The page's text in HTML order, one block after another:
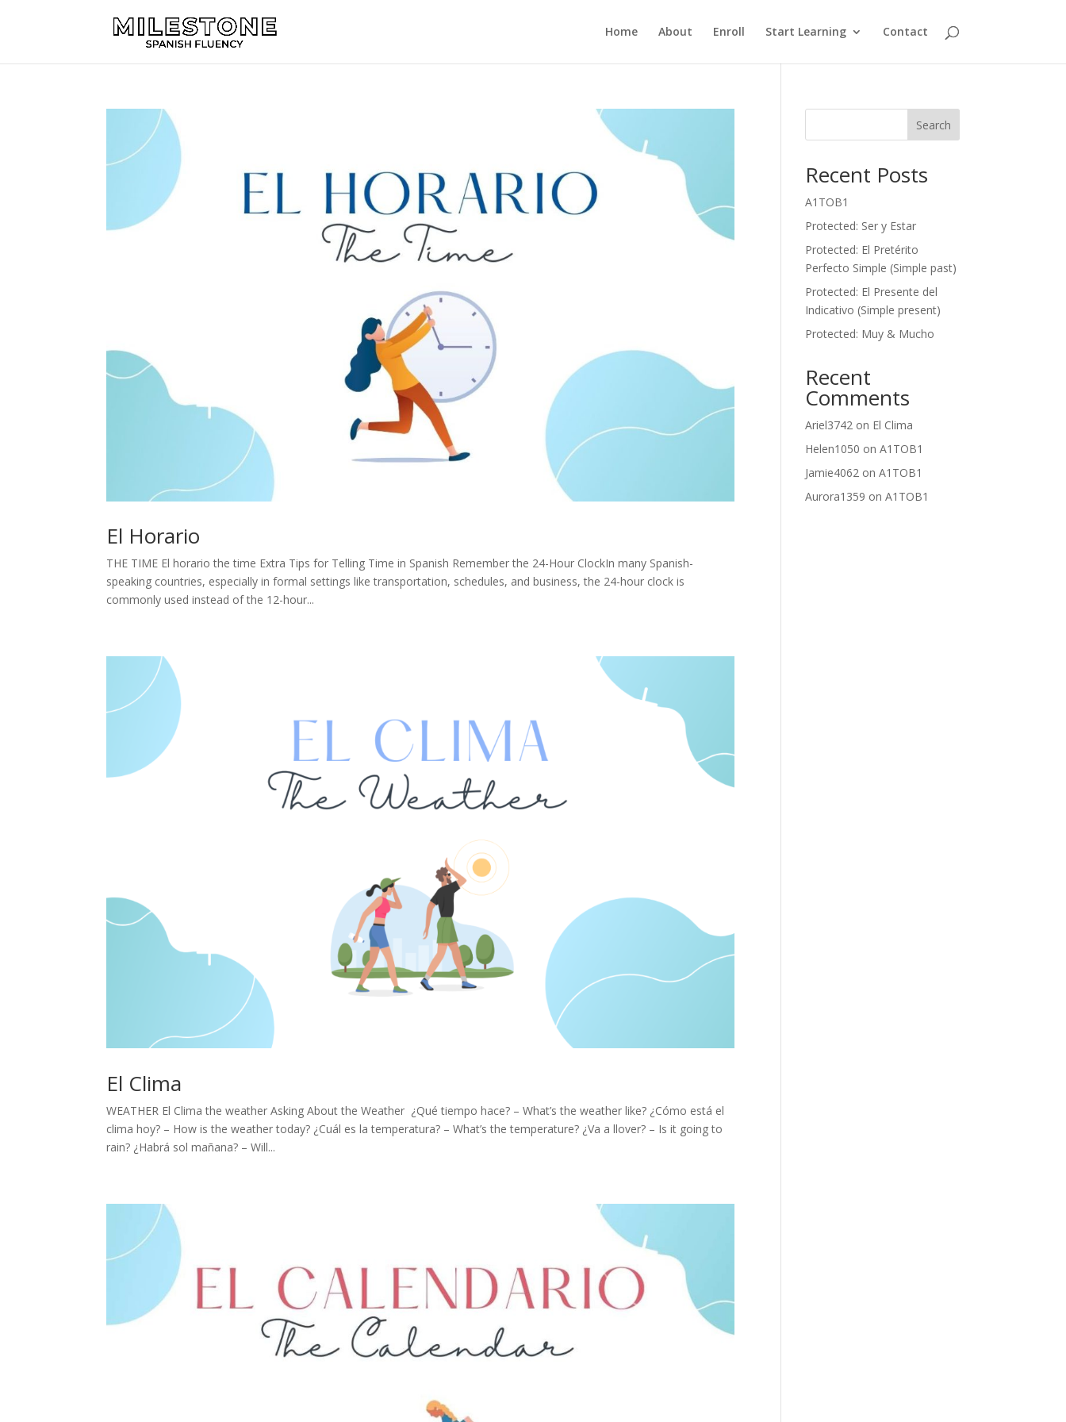
Home About Enroll Start Learning Contact
El Horario
THE TIME El horario the time Extra Tips for Telling Time in Spanish Remember the 24-Hour ClockIn many Spanish-
speaking countries, especially in formal settings like transportation, schedules, and business, the 24-hour clock is
commonly used instead of the 12-hour...
El Clima
WEATHER El Clima the weather Asking About the Weather ¿Qué tiempo hace? – What’s the weather like? ¿Cómo está el
clima hoy? – How is the weather today? ¿Cuál es la temperatura? – What’s the temperature? ¿Va a llover? – Is it going to
rain? ¿Habrá sol mañana? – Will...
Search
Recent Posts
A1TOB1
Protected: Ser y Estar
Protected: El Pretérito
Perfecto Simple (Simple past)
Protected: El Presente del
Indicativo (Simple present)
Protected: Muy & Mucho
Recent
Comments
Ariel3742 on El Clima
Helen1050 onA1TOB1
Jamie4062 onA1TOB1
Aurora1359 onA1TOB1